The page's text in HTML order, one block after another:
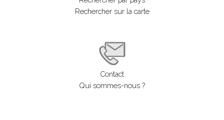
Rechercher sur la carte
Contact
Qui sommes-nous ?